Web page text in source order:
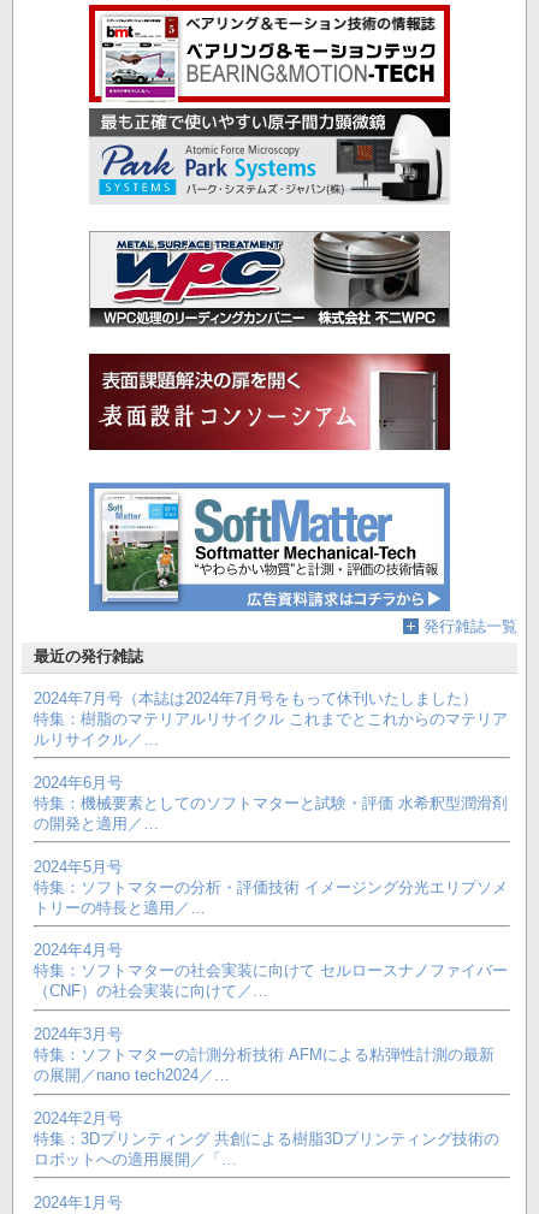
発行雑誌一覧
最近の発行雑誌
2024年7月号（本誌は2024年7月号をもって休刊いたしました）
特集：樹脂のマテリアルリサイクル これまでとこれからのマテリア
ルリサイクル／…
2024年6月号
特集：機械要素としてのソフトマターと試験・評価 水希釈型潤滑剤
の開発と適用／…
2024年5月号
特集：ソフトマターの分析・評価技術 イメージング分光エリプソメ
トリーの特長と適用／…
2024年4月号
特集：ソフトマターの社会実装に向けて セルロースナノファイバー
（CNF）の社会実装に向けて／…
2024年3月号
特集：ソフトマターの計測分析技術 AFMによる粘弾性計測の最新
の展開／nano tech2024／…
2024年2月号
特集：3Dプリンティング 共創による樹脂3Dプリンティング技術の
ロボットへの適用展開／「…
2024年1月号